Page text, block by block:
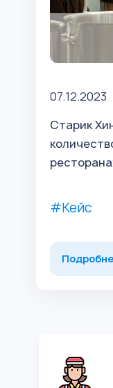
07.12.2023
Старик
#Кейс